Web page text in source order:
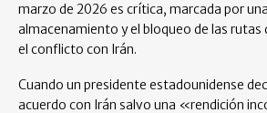
marzo de 2026 es crítica, marcada por
almacenamiento y el bloqueo de las
el conflicto con Irán.
Cuando un presidente estadounidense
acuerdo con Irán salvo una «rendición